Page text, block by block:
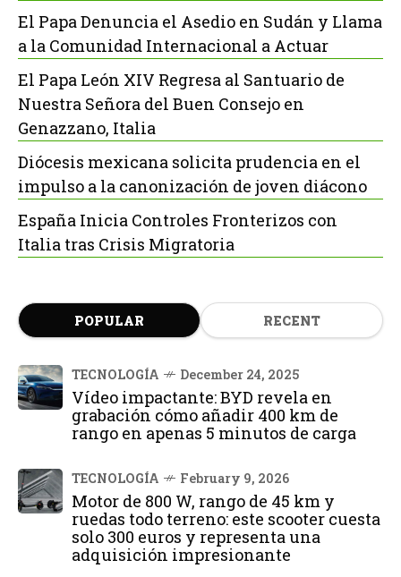
El Papa Denuncia el Asedio en Sudán y Llama
a la Comunidad Internacional a Actuar
El Papa León XIV Regresa al Santuario de
Nuestra Señora del Buen Consejo en
Genazzano, Italia
Diócesis mexicana solicita prudencia en el
impulso a la canonización de joven diácono
España Inicia Controles Fronterizos con
Italia tras Crisis Migratoria
POPULAR RECENT
TECNOLOGÍA December 24, 2025
Vídeo impactante: BYD revela en
grabación cómo añadir 400 km de
rango en apenas 5 minutos de carga
TECNOLOGÍA February 9, 2026
Motor de 800 W, rango de 45 km y
ruedas todo terreno: este scooter cuesta
solo 300 euros y representa una
adquisición impresionante